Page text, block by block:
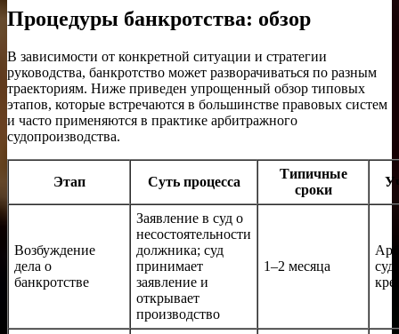
Процедуры банкротства: обзор
В зависимости от конкретной ситуации и стратегии
руководства, банкротство может разворачиваться по разным
траекториям. Ниже приведен упрощенный обзор типовых
этапов, которые встречаются в большинстве правовых систем
и часто применяются в практике арбитражного
судопроизводства.
Этап Суть процесса
Типичные
сроки
Возбуждение
дела о
банкротстве
Заявление в суд о
несостоятельности
должника; суд
принимает
заявление и
открывает
производство
1–2 месяца